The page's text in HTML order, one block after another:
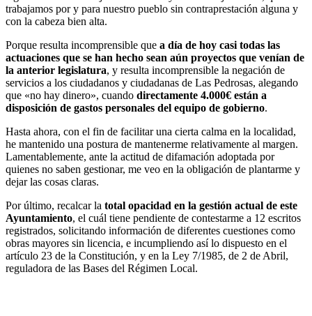
trabajamos por y para nuestro pueblo sin contraprestación alguna y
con la cabeza bien alta.
Porque resulta incomprensible que a día de hoy casi todas las
actuaciones que se han hecho sean aún proyectos que venían de
la anterior legislatura, y resulta incomprensible la negación de
servicios a los ciudadanos y ciudadanas de Las Pedrosas, alegando
que «no hay dinero», cuando directamente 4.000€ están a
disposición de gastos personales del equipo de gobierno.
Hasta ahora, con el fin de facilitar una cierta calma en la localidad,
he mantenido una postura de mantenerme relativamente al margen.
Lamentablemente, ante la actitud de difamación adoptada por
quienes no saben gestionar, me veo en la obligación de plantarme y
dejar las cosas claras.
Por último, recalcar la total opacidad en la gestión actual de este
Ayuntamiento, el cuál tiene pendiente de contestarme a 12 escritos
registrados, solicitando información de diferentes cuestiones como
obras mayores sin licencia, e incumpliendo así lo dispuesto en el
artículo 23 de la Constitución, y en la Ley 7/1985, de 2 de Abril,
reguladora de las Bases del Régimen Local.